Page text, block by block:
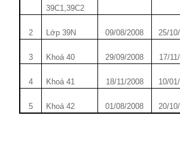
39C1,39C2
2 Lớp 39N 09/08/2008 25/
3 Khoá 40 29/09/2008 17/
4 Khoá 41 18/11/2008 10/
5 Khoá 42 01/08/2008 20/